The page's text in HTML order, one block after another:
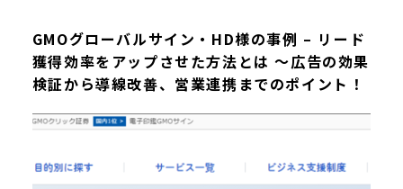
GMOグローバルサイン・HD様の事例 – リード
獲得効率をアップさせた方法とは ～広告の効果
検証から導線改善、営業連携までのポイント！